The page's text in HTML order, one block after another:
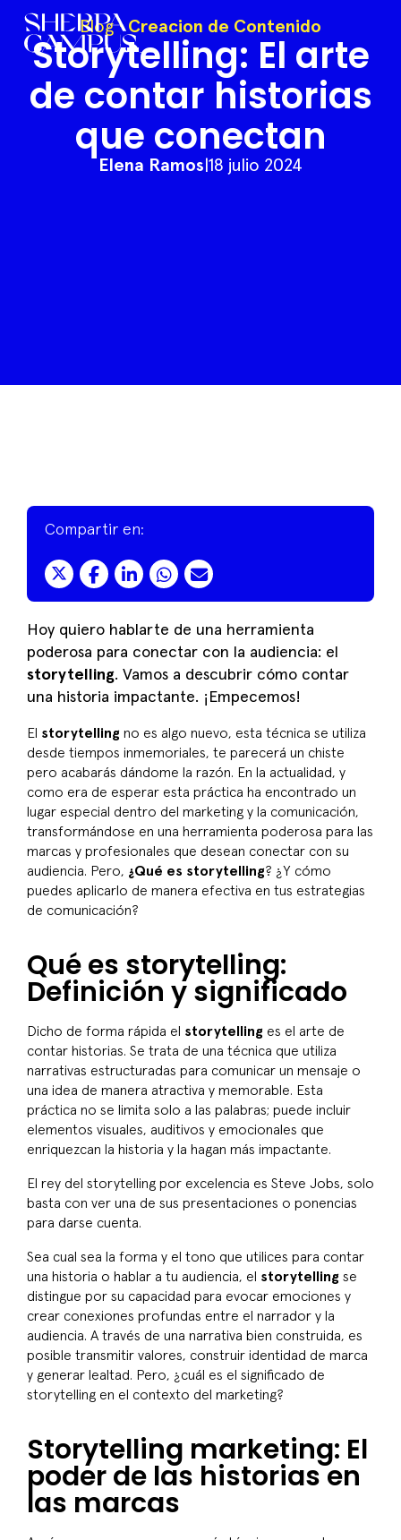
Blog·Creacion de Contenido
Storytelling: El arte
de contar historias
que conectan
Elena Ramos 18 julio 2024
Compartir en:
Hoy quiero hablarte de una herramienta
poderosa para conectar con la audiencia: el
storytelling. Vamos a descubrir cómo contar
una historia impactante. ¡Empecemos!
El storytelling no es algo nuevo, esta técnica se utiliza
desde tiempos inmemoriales, te parecerá un chiste
pero acabarás dándome la razón. En la actualidad, y
como era de esperar esta práctica ha encontrado un
lugar especial dentro del marketing y la comunicación,
transformándose en una herramienta poderosa para las
marcas y profesionales que desean conectar con su
audiencia. Pero, ¿Qué es storytelling? ¿Y cómo
puedes aplicarlo de manera efectiva en tus estrategias
de comunicación?
Qué es storytelling:
Definición y significado
Dicho de forma rápida el storytelling es el arte de
contar historias. Se trata de una técnica que utiliza
narrativas estructuradas para comunicar un mensaje o
una idea de manera atractiva y memorable. Esta
práctica no se limita solo a las palabras; puede incluir
elementos visuales, auditivos y emocionales que
enriquezcan la historia y la hagan más impactante.
El rey del storytelling por excelencia es Steve Jobs, solo
basta con ver una de sus presentaciones o ponencias
para darse cuenta.
Sea cual sea la forma y el tono que utilices para contar
una historia o hablar a tu audiencia, el storytelling se
distingue por su capacidad para evocar emociones y
crear conexiones profundas entre el narrador y la
audiencia. A través de una narrativa bien construida, es
posible transmitir valores, construir identidad de marca
y generar lealtad. Pero, ¿cuál es el significado de
storytelling en el contexto del marketing?
Storytelling marketing: El
poder de las historias en
las marcas